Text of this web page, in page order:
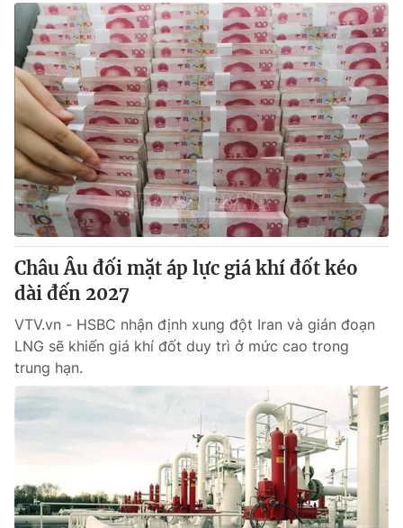
Hậu trường
Nhân vật
Khán giả
Giải sao mai
Điện ảnh
Âm nhạc
Sao
Đời sống
Du lịch
Làm đẹp
Chất lượng cuộc sống
Giáo dục
Tuyển sinh
Học trực tuyến
Công nghệ
Hitech Công nghệ tương lai
Sản phẩm
Thị trường
Tư vấn
Giao lưu trực tuyến
Lịch phát sóng
Chuyên mục khác
Emagazine Podcast
Photo Infographic
Shorts video
VTV Money VTV Thể thao
Châu Âu đối mặt áp lực giá khí đốt kéo
dài đến 2027
VTV.vn - HSBC nhận định xung đột Iran và gián đoạn
LNG sẽ khiến giá khí đốt duy trì ở mức cao trong
trung hạn.